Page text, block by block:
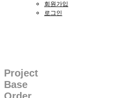
회원가입
로그인
Project
Base